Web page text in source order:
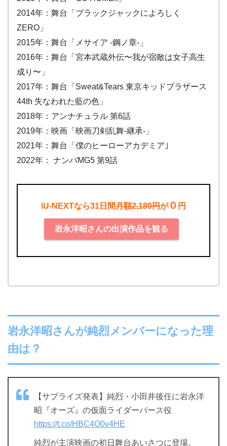
2014年：舞台「ブラックジャックによろしく
ZERO」
2015年：舞台「メサイア -鋼ノ章-」
2016年：舞台「宮本武蔵外伝〜我が宿敵は女子高生
成り〜」
2017年：舞台「Sweat&Tears 東京キッドブラザース
44th 失なわれた藍の色」
2018年：アンナチュラル 第6話
2019年：映画「映画刀剣乱舞-継承-」
2021年：舞台「僕のヒーローアカデミア｣
2022年： ナンバMG5 第9話
\U-NEXTなら31日間月額2,189円が０ 円
岩永洋昭さんの出演作品を観る
岩永洋昭さんが純烈メンバーになった理
由は？
【サプライズ発表】純烈・小田井後任に岩永洋
昭『オーズ』の仮面ライダーバース役
https://t.co/HBC4O0v4HE
純烈が主演映画の初日舞台あいさつに登場。